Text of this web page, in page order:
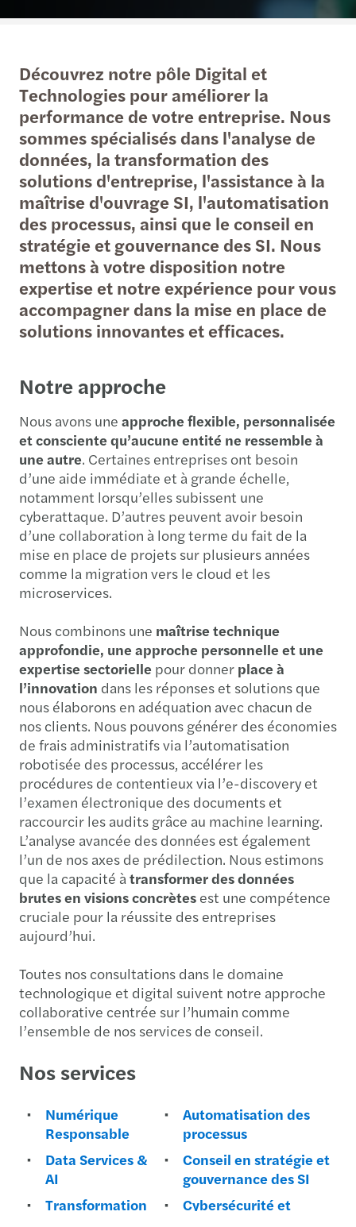
Découvrez notre pôle Digital et
Technologies pour améliorer la
performance de votre entreprise. Nous
sommes spécialisés dans l'analyse de
données, la transformation des
solutions d'entreprise, l'assistance à la
maîtrise d'ouvrage SI, l'automatisation
des processus, ainsi que le conseil en
stratégie et gouvernance des SI. Nous
mettons à votre disposition notre
expertise et notre expérience pour vous
accompagner dans la mise en place de
solutions innovantes et efficaces.
Notre approche
Nous avons une approche flexible, personnalisée
et consciente qu’aucune entité ne ressemble à
une autre. Certaines entreprises ont besoin
d’une aide immédiate et à grande échelle,
notamment lorsqu’elles subissent une
cyberattaque. D’autres peuvent avoir besoin
d’une collaboration à long terme du fait de la
mise en place de projets sur plusieurs années
comme la migration vers le cloud et les
microservices.
Nous combinons une maîtrise technique
approfondie, une approche personnelle et une
expertise sectorielle pour donner place à
l’innovation dans les réponses et solutions que
nous élaborons en adéquation avec chacun de
nos clients. Nous pouvons générer des économies
de frais administratifs via l’automatisation
robotisée des processus, accélérer les
procédures de contentieux via l’e-discovery et
l’examen électronique des documents et
raccourcir les audits grâce au machine learning.
L’analyse avancée des données est également
l’un de nos axes de prédilection. Nous estimons
que la capacité à transformer des données
brutes en visions concrètes est une compétence
cruciale pour la réussite des entreprises
aujourd’hui.
Toutes nos consultations dans le domaine
technologique et digital suivent notre approche
collaborative centrée sur l’humain comme
l’ensemble de nos services de conseil.
Nos services
Numérique
Responsable
Data Services &
AI
Transformation
Automatisation des
processus
Conseil en stratégie et
gouvernance des SI
Cybersécurité et